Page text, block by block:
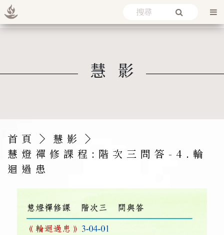
慧影
首頁
慧影
慧燈禪修課程:階次三問答-4. 輪
迴過患